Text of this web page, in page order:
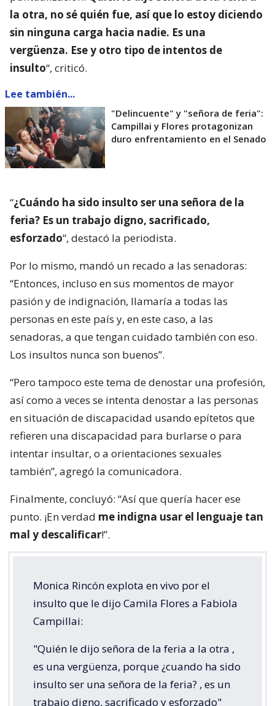
la otra, no sé quién fue, así que lo estoy diciendo
sin ninguna carga hacia nadie. Es una
vergüenza. Ese y otro tipo de intentos de
insulto“, criticó.
Lee también...
"Delincuente" y "señora de feria":
Campillai y Flores protagonizan
duro enfrentamiento en el Senado
“¿Cuándo ha sido insulto ser una señora de la
feria? Es un trabajo digno, sacrificado,
esforzado“, destacó la periodista.
Por lo mismo, mandó un recado a las senadoras:
“Entonces, incluso en sus momentos de mayor
pasión y de indignación, llamaría a todas las
personas en este país y, en este caso, a las
senadoras, a que tengan cuidado también con eso.
Los insultos nunca son buenos”.
“Pero tampoco este tema de denostar una profesión,
así como a veces se intenta denostar a las personas
en situación de discapacidad usando epítetos que
refieren una discapacidad para burlarse o para
intentar insultar, o a orientaciones sexuales
también”, agregó la comunicadora.
Finalmente, concluyó: “Así que quería hacer ese
punto. ¡En verdad me indigna usar el lenguaje tan
mal y descalificar!”.
Monica Rincón explota en vivo por el
insulto que le dijo Camila Flores a Fabiola
Campillai:
"Quién le dijo señora de la feria a la otra ,
es una vergüenza, porque ¿cuando ha sido
insulto ser una señora de la feria? , es un
trabajo digno, sacrificado y esforzado"